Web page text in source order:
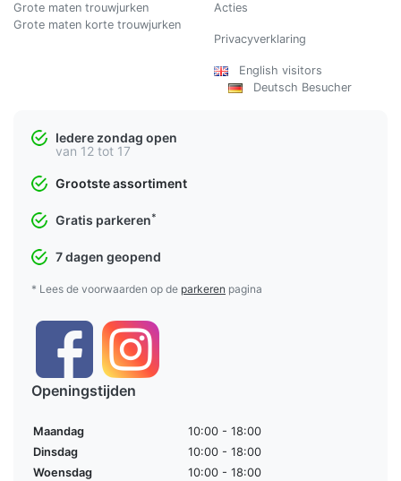
Grote maten trouwjurken
Grote maten korte trouwjurken
Acties
Privacyverklaring
English visitors
Deutsch Besucher
Iedere zondag open
van 12 tot 17
Grootste assortiment
Gratis parkeren*
7 dagen geopend
* Lees de voorwaarden op de parkeren pagina
Openingstijden
Maandag
10:00 - 18:00
Dinsdag
10:00 - 18:00
Woensdag
10:00 - 18:00